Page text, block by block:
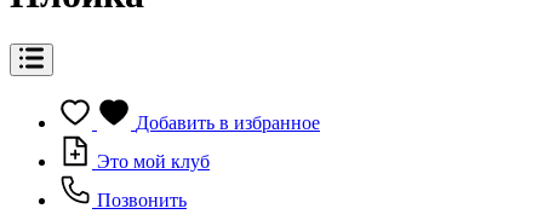
Добавить в избранное
Это мой клуб
Позвонить